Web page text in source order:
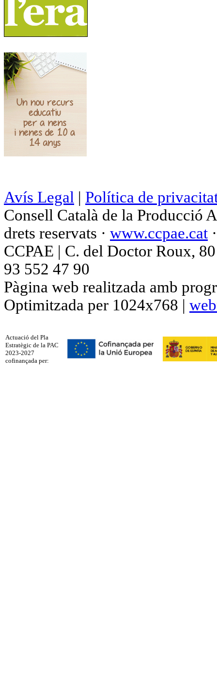
Avís Legal | Política de
Consell Català de la Producció
drets reservats · www.ccpae.cat
CCPAE | C. del Doctor Roux,
93 552 47 90
Pàgina web realitzada amb
Optimitzada per 1024x768 |
Actuació del Pla
Estratègic de la PAC
2023-2027
cofinançada per: